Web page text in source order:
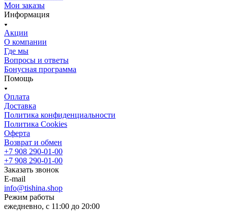
Мои заказы
Информация
Акции
О компании
Где мы
Вопросы и ответы
Бонусная программа
Помощь
Оплата
Доставка
Политика конфиденциальности
Политика Cookies
Оферта
Возврат и обмен
+7 908 290-01-00
+7 908 290-01-00
Заказать звонок
E-mail
info@tishina.shop
Режим работы
ежедневно, с 11:00 до 20:00